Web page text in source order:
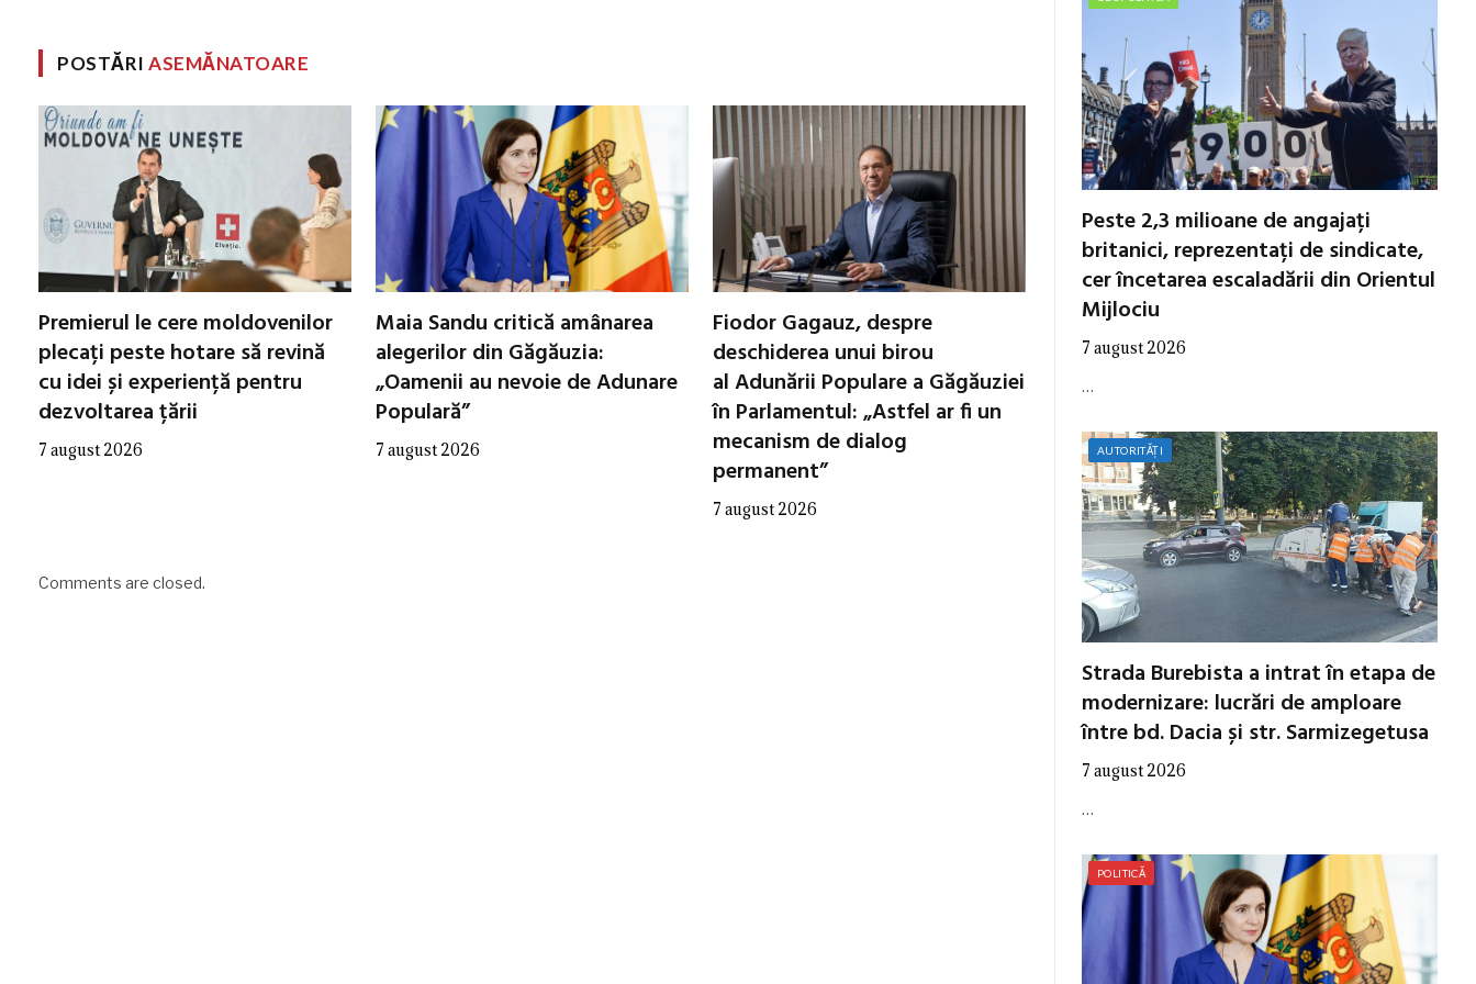
POSTĂRIASEMĂNATOARE
Premierul le cere moldovenilor
plecați peste hotare să revină
cu idei și experiență pentru
dezvoltarea țării
7 august 2026
Maia Sandu critică amânarea
alegerilor din Găgăuzia:
„Oamenii au nevoie de Adunare
Populară”
7 august 2026
Fiodor Gagauz, despre
deschiderea unui birou
al Adunării Populare a Găgăuziei
în Parlamentul: „Astfel ar fi un
mecanism de dialog
permanent”
7 august 2026
Comments are closed.
Peste 2,3 milioane de angajați
britanici, reprezentați de sindicate,
cer încetarea escaladării din Orientul
Mijlociu
7 august 2026
…
AUTORITĂȚI
Strada Burebista a intrat în etapa de
modernizare: lucrări de amploare
între bd. Dacia și str. Sarmizegetusa
7 august 2026
…
POLITICĂ